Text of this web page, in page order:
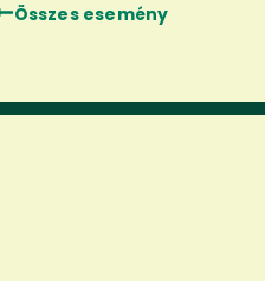
Összes esemény